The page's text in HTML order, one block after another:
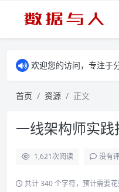
欢迎您的访问，专注于
首页 资源 正文
一线架构师实践
1,621次阅读 没有
共计 340 个字符，预计需要花